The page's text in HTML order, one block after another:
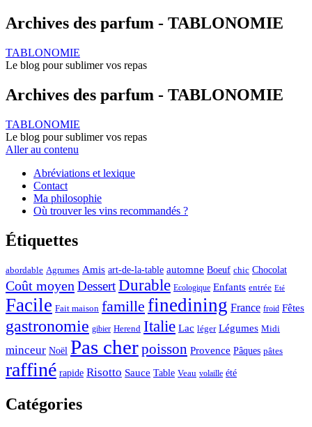
Archives des parfum - TABLONOMIE
TABLONOMIE
Le blog pour sublimer vos repas
Archives des parfum - TABLONOMIE
TABLONOMIE
Le blog pour sublimer vos repas
Aller au contenu
Abréviations et lexique
Contact
Ma philosophie
Où trouver les vins recommandés ?
Étiquettes
abordable Agrumes Amis art-de-la-table automne Boeuf chic Chocolat
Coût moyenDessertDurable Ecologique Enfants entrée Eté
Facile Fait maison famille finedining France froid Fêtes
gastronomie gibier Herend Italie Lac léger Légumes Midi
minceur Noël Pas cherpoisson Provence Pâques pâtes
raffiné rapide Risotto Sauce Table Veau volaille été
Catégories